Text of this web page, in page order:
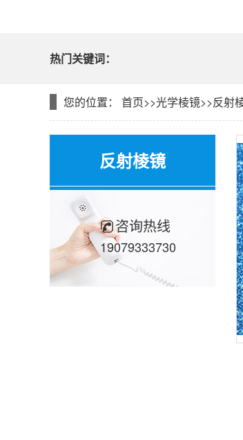
热门关键词：
您的位置： 首页>>光学棱镜>>反射
反射棱镜
咨询热线
19079333730